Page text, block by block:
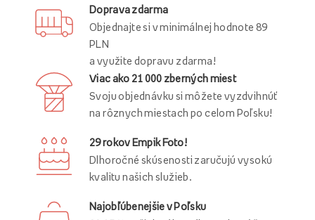
Doprava zdarma
Objednajte si v minimálnej hodnote 89
PLN
a využite dopravu zdarma!
Viac ako 21 000 zberných miest
Svoju objednávku si môžete vyzdvihnúť
na rôznych miestach po celom Poľsku!
29 rokov Empik Foto!
Dlhoročné skúsenosti zaručujú vysokú
kvalitu našich služieb.
Najobľúbenejšie v Poľsku